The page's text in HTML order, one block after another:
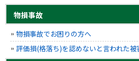
物損事故
物損事故でお困りの方へ
評価損(格落ち)を認めないと言われた被